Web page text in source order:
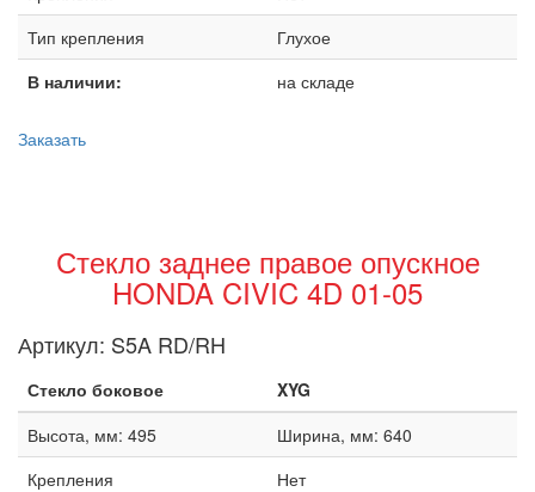
Тип крепления
Глухое
В наличии:
на складе
Заказать
Стекло заднее правое опускное
HONDA CIVIC 4D 01-05
Артикул: S5A RD/RH
Стекло боковое
XYG
Высота, мм: 495
Ширина, мм: 640
Крепления
Нет